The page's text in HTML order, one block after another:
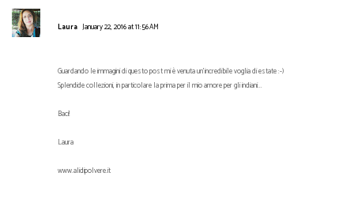
Laura January 22, 2016 at 11:56 AM
Guardando le immagini di questo post mi è venuta un'incredibile voglia di estate :-)
Splendide collezioni, in particolare la prima per il mio amore per gli indiani...
Baci!
Laura
www.alidipolvere.it